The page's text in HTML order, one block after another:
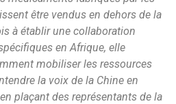
être vendus en dehors de la
à établir une collaboration
en Afrique, elle
mobiliser les ressources
la voix de la Chine en
plaçant des représentants de la